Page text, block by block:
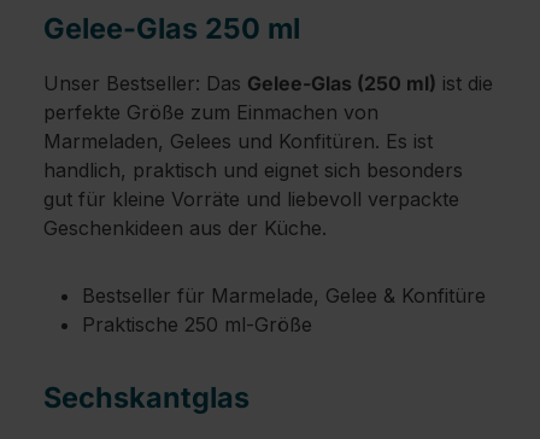
Gelee-Glas 250 ml
Unser Bestseller: Das Gelee-Glas (250 ml) ist die
perfekte Größe zum Einmachen von
Marmeladen, Gelees und Konfitüren. Es ist
handlich, praktisch und eignet sich besonders
gut für kleine Vorräte und liebevoll verpackte
Geschenkideen aus der Küche.
Bestseller für Marmelade, Gelee & Konfitüre
Praktische 250 ml-Größe
Sechskantglas